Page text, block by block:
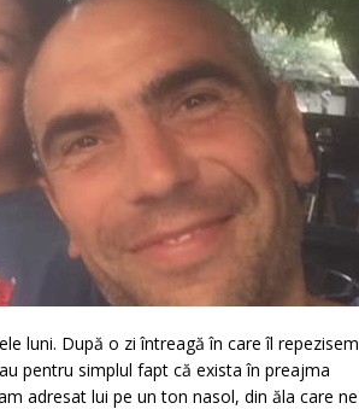
luni. După o zi întreagă în care îl repezisem
pentru simplul fapt că exista în preajma
adresat lui pe un ton nasol, din ăla care ne